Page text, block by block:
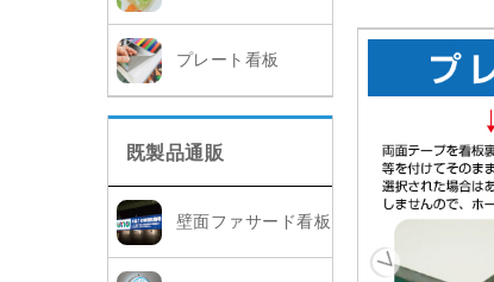
プレート看板
既製品通販
壁面ファサード看板